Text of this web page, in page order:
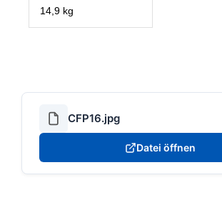
14,9 kg
CFP16.jpg
Datei öffnen